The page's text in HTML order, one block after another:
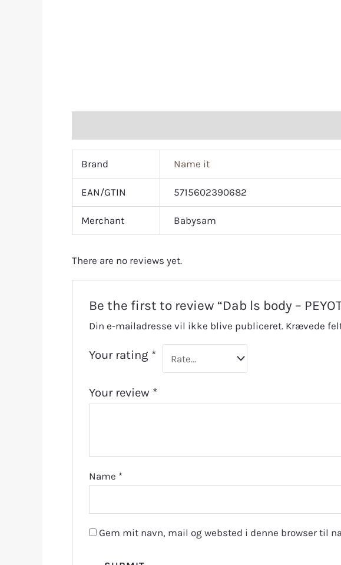
Brand Name it
EAN/GTIN 5715602390682
Merchant Babysam
There are no reviews yet.
Be the first to review “Dab ls body –
Din e-mailadresse vil ikke blive publiceret. Krævede
Your rating *
Your review *
Name *
Gem mit navn, mail og websted i denne browser til